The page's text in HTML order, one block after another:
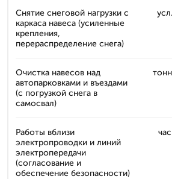
Снятие снеговой нагрузки с
каркаса навеса (усиленные
крепления,
перераспределение снега)
усл.
Очистка навесов над
автопарковками и въездами
(с погрузкой снега в
самосвал)
Работы вблизи
электропроводки и линий
электропередачи
(согласование и
обеспечение безопасности)
час